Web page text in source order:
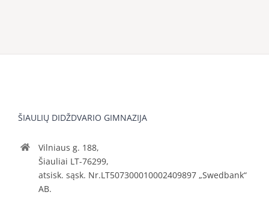
ŠIAULIŲ DIDŽDVARIO GIMNAZIJA
Vilniaus g. 188,
Šiauliai LT-76299,
atsisk. sąsk. Nr.LT507300010002409897 „Swedbank“
AB.